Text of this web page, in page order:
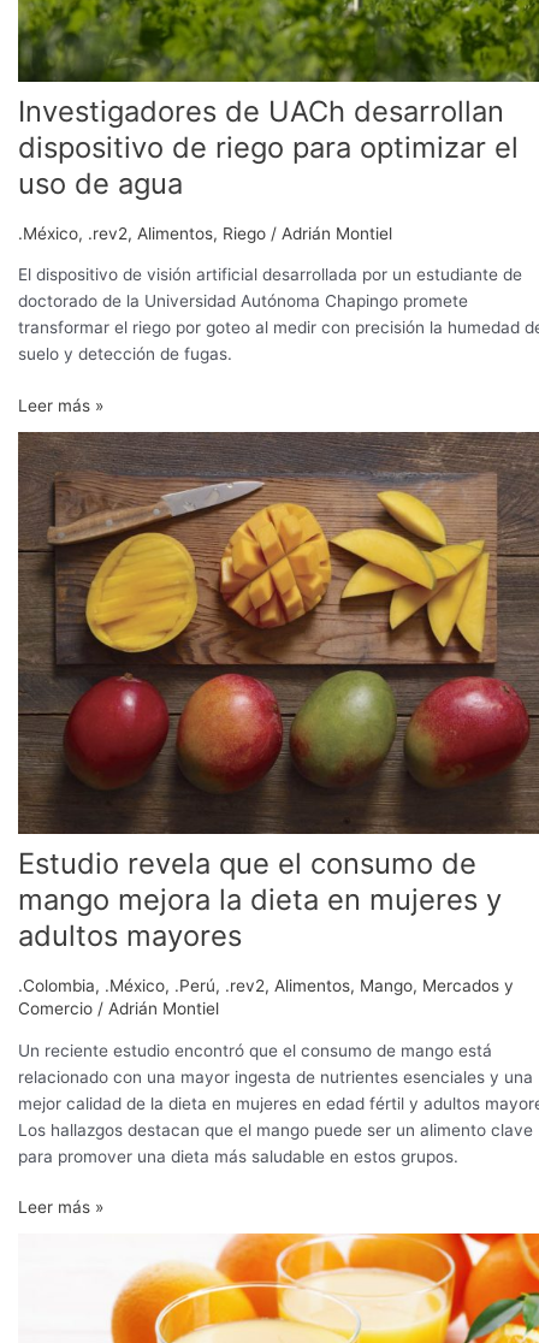
Investigadores de UACh desarrollan
dispositivo de riego para optimizar el
uso de agua
.México, .rev2, Alimentos, Riego / Adrián Montiel
El dispositivo de visión artificial desarrollada por un estudiante de
doctorado de la Universidad Autónoma Chapingo promete
transformar el riego por goteo al medir con precisión la humedad
suelo y detección de fugas.
optimizar
el
de
agua
Leer más »
Estudio revela que el consumo de
mango mejora la dieta en mujeres y
adultos mayores
.Colombia, .México, .Perú, .rev2, Alimentos, Mango, Mercados y
Comercio / Adrián Montiel
Un reciente estudio encontró que el consumo de mango está
relacionado con una mayor ingesta de nutrientes esenciales y una
mejor calidad de la dieta en mujeres en edad fértil y adultos
Los hallazgos destacan que el mango puede ser un alimento clave
para promover una dieta más saludable en estos grupos.
Estudio
revela
el
consumo
mango
mejora
la
dieta
en
mujeres
y
mayores
Leer más »
exportaciones
agroalimentarias